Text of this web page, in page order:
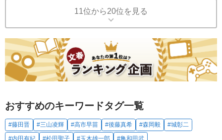
11位から20位を見る
おすすめのキーワードタグ一覧
#藤田晋 #三山凌輝 #高市早苗 #後藤真希 #森岡毅
#城彰二
#内田有紀
#松田聖子 #玉木雄一郎 #亀和田武